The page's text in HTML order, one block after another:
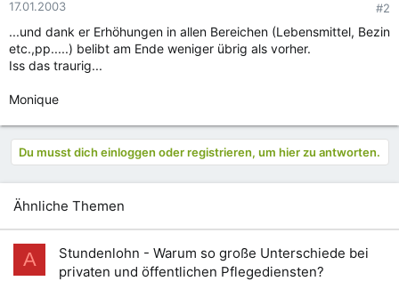
17.01.2003 #2
...und dank er Erhöhungen in allen Bereichen (Lebensmittel, Bezin
etc.,pp.....) belibt am Ende weniger übrig als vorher.
Iss das traurig...
Monique
Du musst dich einloggen oder registrieren, um hier zu antworten.
Ähnliche Themen
A
Stundenlohn - Warum so große Unterschiede bei
privaten und öffentlichen Pflegediensten?